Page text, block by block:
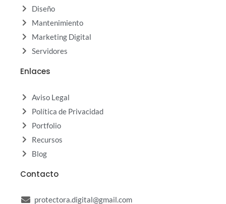
Diseño
Mantenimiento
Marketing Digital
Servidores
Enlaces
Aviso Legal
Política de Privacidad
Portfolio
Recursos
Blog
Contacto
protectora.digital@gmail.com